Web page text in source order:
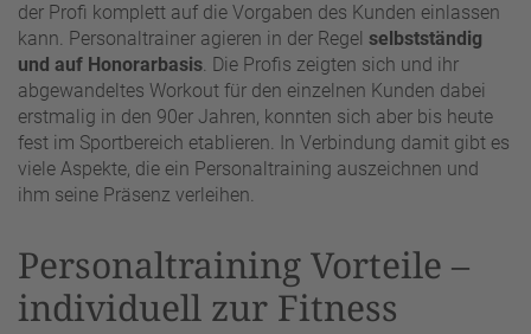
der Profi komplett auf die Vorgaben des Kunden einlassen
kann. Personaltrainer agieren in der Regel selbstständig
und auf Honorarbasis. Die Profis zeigten sich und ihr
abgewandeltes Workout für den einzelnen Kunden dabei
erstmalig in den 90er Jahren, konnten sich aber bis heute
fest im Sportbereich etablieren. In Verbindung damit gibt es
viele Aspekte, die ein Personaltraining auszeichnen und
ihm seine Präsenz verleihen.
Personaltraining Vorteile –
individuell zur Fitness